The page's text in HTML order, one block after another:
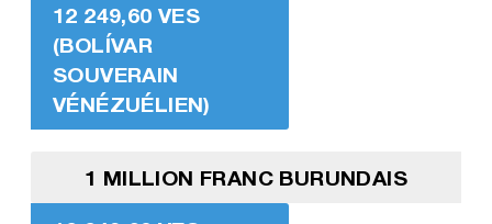
12 249,60 VES
(BOLÍVAR
SOUVERAIN
VÉNÉZUÉLIEN)
1 MILLION FRANC BURUNDAIS